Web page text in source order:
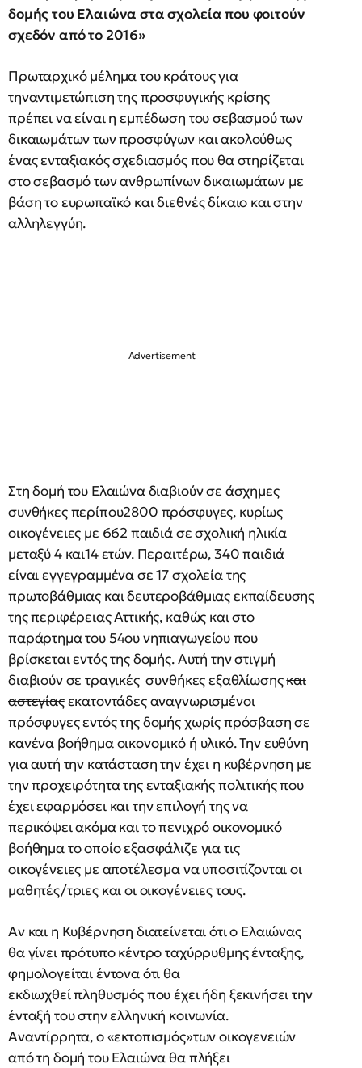
δομής του Ελαιώνα στα σχολεία που φοιτούν
σχεδόν από το 2016»
Πρωταρχικό μέλημα του κράτους για
τηναντιμετώπιση της προσφυγικής κρίσης
πρέπει να είναι η εμπέδωση του σεβασμού των
δικαιωμάτων των προσφύγων και ακολούθως
ένας ενταξιακός σχεδιασμός που θα στηρίζεται
στο σεβασμό των ανθρωπίνων δικαιωμάτων με
βάση το ευρωπαϊκό και διεθνές δίκαιο και στην
αλληλεγγύη.
Στη δομή του Ελαιώνα διαβιούν σε άσχημες
συνθήκες περίπου2800 πρόσφυγες, κυρίως
οικογένειες με 662 παιδιά σε σχολική ηλικία
μεταξύ 4 και14 ετών. Περαιτέρω, 340 παιδιά
είναι εγγεγραμμένα σε 17 σχολεία της
πρωτοβάθμιας και δευτεροβάθμιας εκπαίδευσης
της περιφέρειας Αττικής, καθώς και στο
παράρτημα του 54ου νηπιαγωγείου που
βρίσκεται εντός της δομής. Αυτή την στιγμή
διαβιούν σε τραγικές συνθήκες εξαθλίωσηςκαι
αστεγίαςεκατοντάδες αναγνωρισμένοι
πρόσφυγες εντός της δομής χωρίς πρόσβαση σε
κανένα βοήθημα οικονομικό ή υλικό. Την ευθύνη
για αυτή την κατάσταση την έχει η κυβέρνηση με
την προχειρότητα της ενταξιακής πολιτικής που
έχει εφαρμόσει και την επιλογή της να
περικόψει ακόμα και το πενιχρό οικονομικό
βοήθημα το οποίο εξασφάλιζε για τις
οικογένειες με αποτέλεσμα να υποσιτίζονται οι
μαθητές/τριες και οι οικογένειες τους.
Αν και η Κυβέρνηση διατείνεται ότι ο Ελαιώνας
θα γίνει πρότυπο κέντρο ταχύρρυθμης ένταξης,
φημολογείται έντονα ότι θα
εκδιωχθεί πληθυσμός που έχει ήδη ξεκινήσει την
ένταξή του στην ελληνική κοινωνία.
Αναντίρρητα, ο «εκτοπισμός»των οικογενειών
από τη δομή του Ελαιώνα θα πλήξει